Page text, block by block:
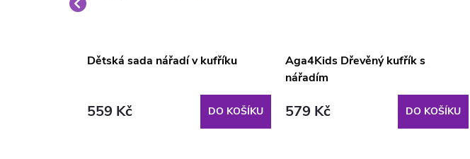
Dětská sada nářadí v kufříku
559 Kč DO KOŠÍKU
Aga4Kids Dřevěný kufřík s
nářadím
579 Kč DO KOŠÍKU